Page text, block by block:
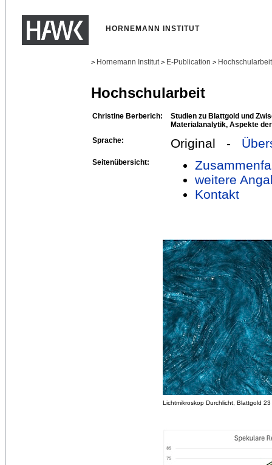
HORNEMANN INSTITUT
> Hornemann Institut > E-Publication >
Hochschularbeit
Christine Berberich:
Studien zu Blattgold und
Materialanalytik, Aspekte
Sprache:
Original -
Seitenübersicht:
weitere
Kontakt
Lichtmikroskop Durchlicht, Blattgold